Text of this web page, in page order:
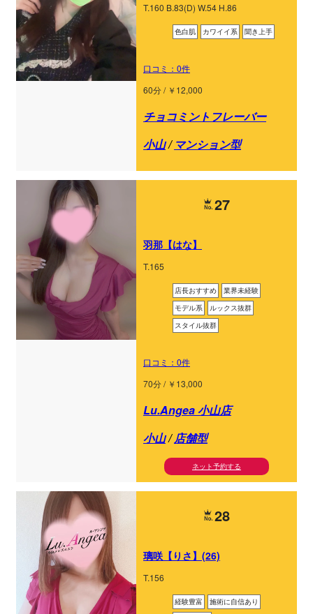
T.160 B.83(D) W.54 H.86
色白肌 カワイイ系 聞き上手
口コミ：0件
60分 / ￥12,000
チョコミントフレーバー
小山/ マンション型
27
羽那【はな】
T.165
店長おすすめ
業界未経験
モデル系
ルックス抜群
スタイル抜群
口コミ：0件
70分 / ￥13,000
Lu.Angea 小山店
小山/店舗型
ネット予約する
28
璃咲【りさ】(26)
T.156
経験豊富 施術に自信あり